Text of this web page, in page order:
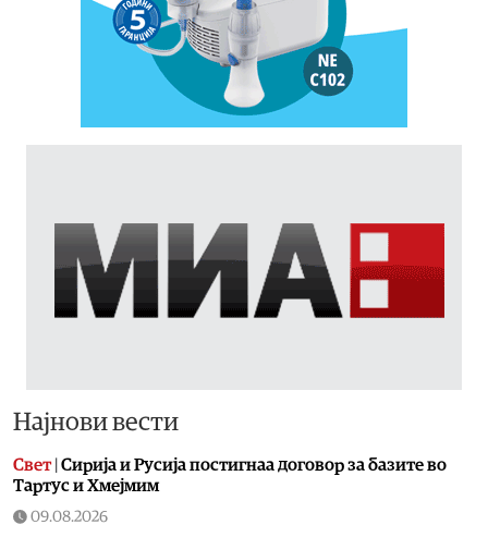
Најнови вести
Свет| Сирија и Русија постигнаа договор за базите во
Тартус и Хмејмим
09.08.2026